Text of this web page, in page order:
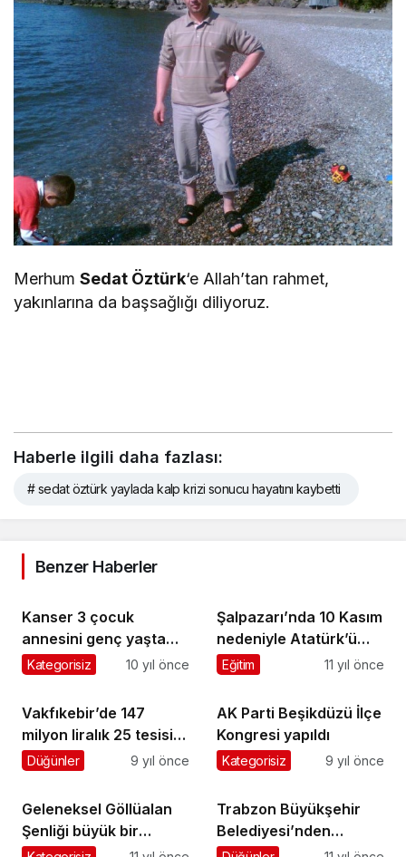
MerhumSedat Öztürk‘e Allah’tan rahmet,
yakınlarına da başsağlığı diliyoruz.
Haberle ilgili daha fazlası:
# sedat öztürk yaylada kalp krizi sonucu hayatını kaybetti
Benzer Haberler
Kanser 3 çocuk
annesini genç yaşta
hayattan kopardı
Kategorisiz 10 yıl önce
Şalpazarı’nda 10 Kasım
nedeniyle Atatürk’ü
anma töreni
Eğitim 11 yıl önce
Vakfıkebir’de 147
milyon liralık 25 tesisin
temeli atıldı
Düğünler 9 yıl önce
AK Parti Beşikdüzü İlçe
Kongresi yapıldı
Kategorisiz 9 yıl önce
Geleneksel Göllüalan
Şenliği büyük bir
coşkuyla yapıldı
Trabzon Büyükşehir
Belediyesi’nden
Şalpazarıspor’a